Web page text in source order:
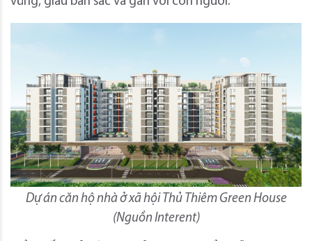
Dự án căn hộ nhà ở xã hội Thủ Thiêm Green House
(Nguồn Interent)